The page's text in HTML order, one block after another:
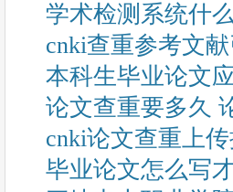
学术检测系统什
cnki查重参考文献
本科生毕业论文
论文查重要多久
cnki论文查重上
毕业论文怎么写